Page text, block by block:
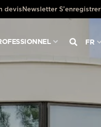
devis Newsletter S’enregistrer
FR